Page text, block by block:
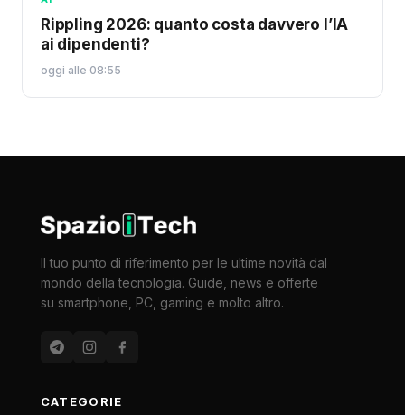
Rippling 2026: quanto costa davvero l’IA
ai dipendenti?
oggi alle 08:55
Il tuo punto di riferimento per le ultime novità dal
mondo della tecnologia. Guide, news e offerte
su smartphone, PC, gaming e molto altro.
CATEGORIE